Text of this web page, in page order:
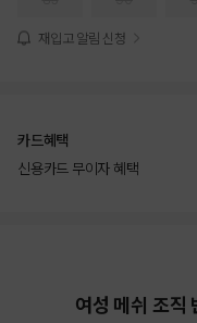
재입고 알림 신청
카드혜택
신용카드 무이자 혜택
여성 메쉬 조